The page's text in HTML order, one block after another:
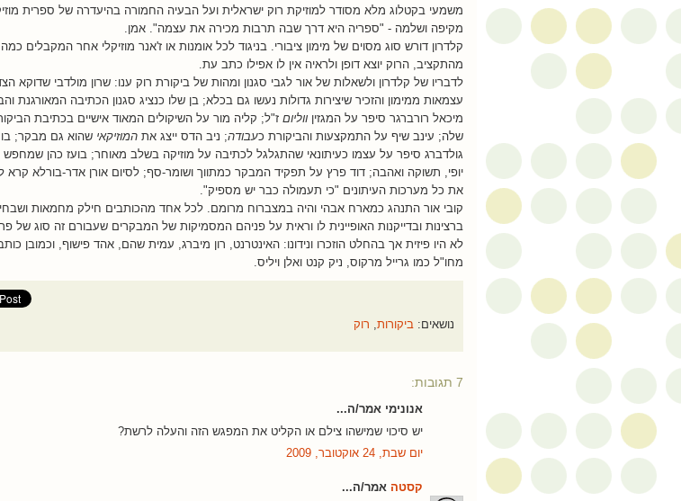
משמעי בקטלוג מלא מסודר למוזיקת רוק ישראלית ועל הבעיה החמורה בהיעדרה של ספרית
מקיפה ושלמה - "ספריה היא דרך שבה תרבות מכירה את עצמה". אמן.
קלדרון דורש סוג מסוים של מימון ציבורי. בניגוד לכל אומנות או ז'אנר מוזיקלי אחר המקבלים
מהתקציב, הרוק יוצא דופן ולראיה אין לו אפילו כתב עת.
לדבריו של קלדרון ולשאלות של אור לגבי סגנון ומהות של ביקורת רוק ענו: שרון מולדבי שדוקא
עצמאות ממימון והזכיר שיצירות גדולות נעשו גם בכלא; בן שלו כנציג סגנון הכתיבה המאורגנת
מיכאל רורברגר סיפר על המגזין ווליום ז"ל; קליה מור על השיקולים המאוד אישיים בכתיבת
שלה; עינב שיף על התמקצעות והביקורת כעבודה; ניב הדס ייצג את המוזיקאי שהוא גם מבקר;
גולדברג סיפר על עצמו כעיתונאי שהתגלגל לכתיבה על מוזיקה בשלב מאוחר; בועז כהן
יופי, תשוקה ואהבה; דוד פרץ על תפקיד המבקר כמתווך ושומר-סף; לסיום אורן אדר-בורלא קרא
את כל מערכות העיתונים "כי תעמולה כבר יש מספיק".
קובי אור התנהג כמארח אבהי והיה במצברוח מרומם. לכל אחד מהכותבים חילק מחמאות
ברצינות ובדייקנות האופיינית לו וראית על פניהם המסמיקות של המבקרים שעבורם זה סוג של
לא היו פיזית אך בהחלט הוזכרו ונידונו: האינטרנט, רון מיברג, עמית שהם, אהד פישוף, וכמובן
מחו"ל כמו גרייל מרקוס, ניק קנט ואלן ויליס.
נושאים: ביקורות, רוק
7 תגובות:
אנונימי אמר/ה...
יש סיכוי שמישהו צילם או הקליט את המפגש הזה והעלה לרשת?
יום שבת, 24 אוקטובר, 2009
קסטה אמר/ה...